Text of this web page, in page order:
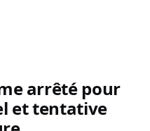
arrêté pour
et tentative